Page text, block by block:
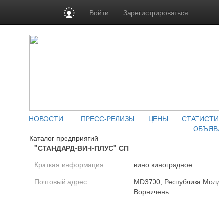
Войти Зарегистрироваться
НОВОСТИ ПРЕСС-РЕЛИЗЫ ЦЕНЫ
Каталог предприятий
"СТАНДАРД-ВИН-ПЛУС" СП
Краткая информация: вино виноградное:
Почтовый адрес:
MD3700, Республика
Ворничень